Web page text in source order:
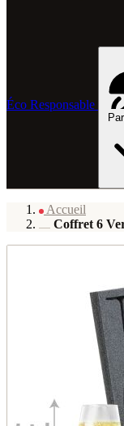
Éco Responsable
Accueil
Coffret 6